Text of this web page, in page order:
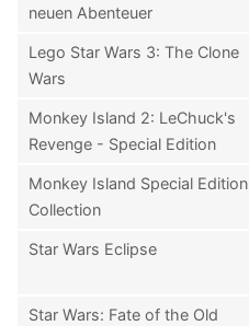
neuen Abenteuer
Lego Star Wars 3: The Clone
Wars
Monkey Island 2: LeChuck's
Revenge - Special Edition
Monkey Island Special Edition
Collection
Star Wars Eclipse
Star Wars: Fate of the Old